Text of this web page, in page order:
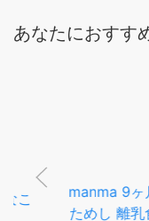
あなたにおすす
持ち運び 2個セッ